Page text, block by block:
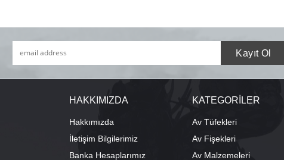
HAKKIMIZDA
Hakkımızda
İletişim Bilgilerimiz
Banka Hesaplarımız
KATEGORİLER
Av Tüfekleri
Av Fişekleri
Av Malzemeleri